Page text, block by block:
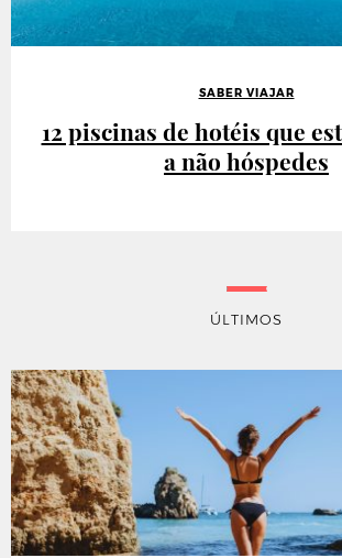
SABER VIAJAR
12 piscinas de hotéis que
a não hóspedes
ÚLTIMOS